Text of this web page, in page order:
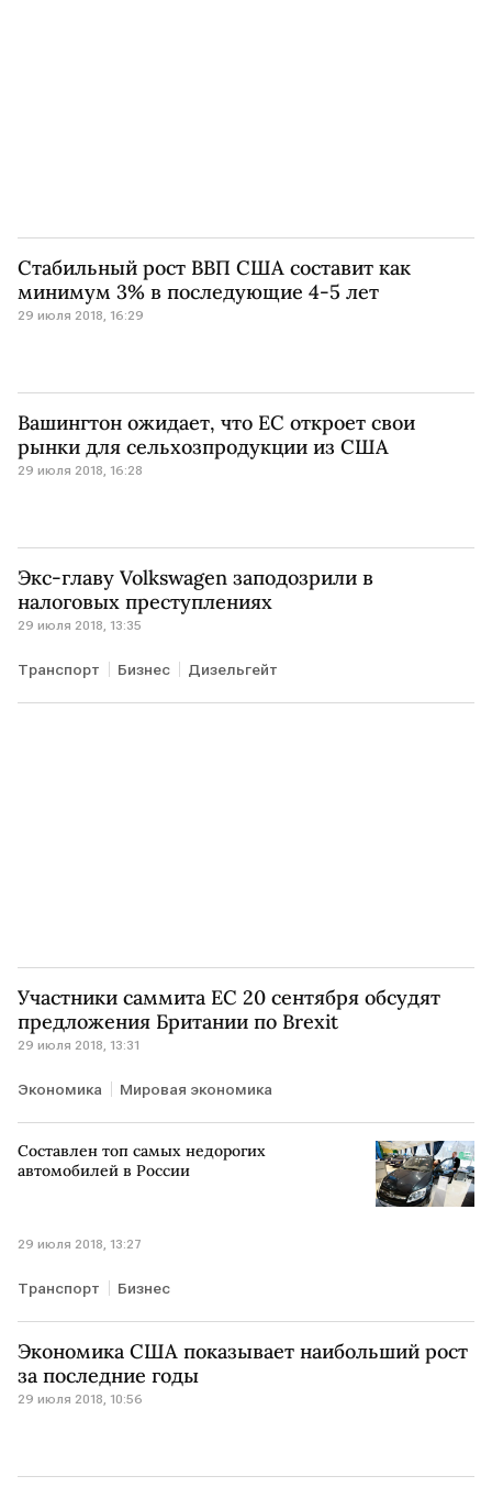
Стабильный рост ВВП США составит как
минимум 3% в последующие 4-5 лет
29 июля 2018, 16:29
Вашингтон ожидает, что ЕС откроет свои
рынки для сельхозпродукции из США
29 июля 2018, 16:28
Экс-главу Volkswagen заподозрили в
налоговых преступлениях
29 июля 2018, 13:35
Транспорт Бизнес Дизельгейт
Участники саммита ЕС 20 сентября обсудят
предложения Британии по Brexit
29 июля 2018, 13:31
Экономика Мировая экономика
Составлен топ самых недорогих
автомобилей в России
29 июля 2018, 13:27
Транспорт Бизнес
Экономика США показывает наибольший рост
за последние годы
29 июля 2018, 10:56